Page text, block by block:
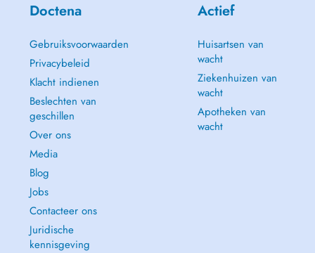
Doctena
Gebruiksvoorwaarden
Privacybeleid
Klacht indienen
Beslechten van
geschillen
Over ons
Media
Blog
Jobs
Contacteer ons
Juridische
kennisgeving
Actief
Huisartsen van
wacht
Ziekenhuizen van
wacht
Apotheken van
wacht